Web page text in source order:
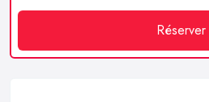
Réserver